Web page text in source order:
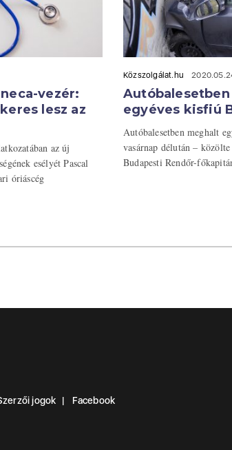
vezér:
lesz az
az új
esélyét Pascal
óriáscég
Közszolgálat.hu
egyéves kisfiú
Autóbalesetben meghalt
vasárnap délután –
Budapesti Rendőr-
jogok Facebook